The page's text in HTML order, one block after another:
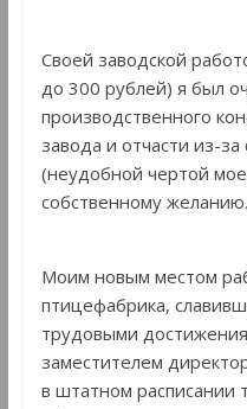
Своей заводской
до 300 рублей) я был
производственного
завода и отчасти из-
(неудобной чертой
собственному
Моим новым местом
птицефабрика,
трудовыми
заместителем
в штатном расписании